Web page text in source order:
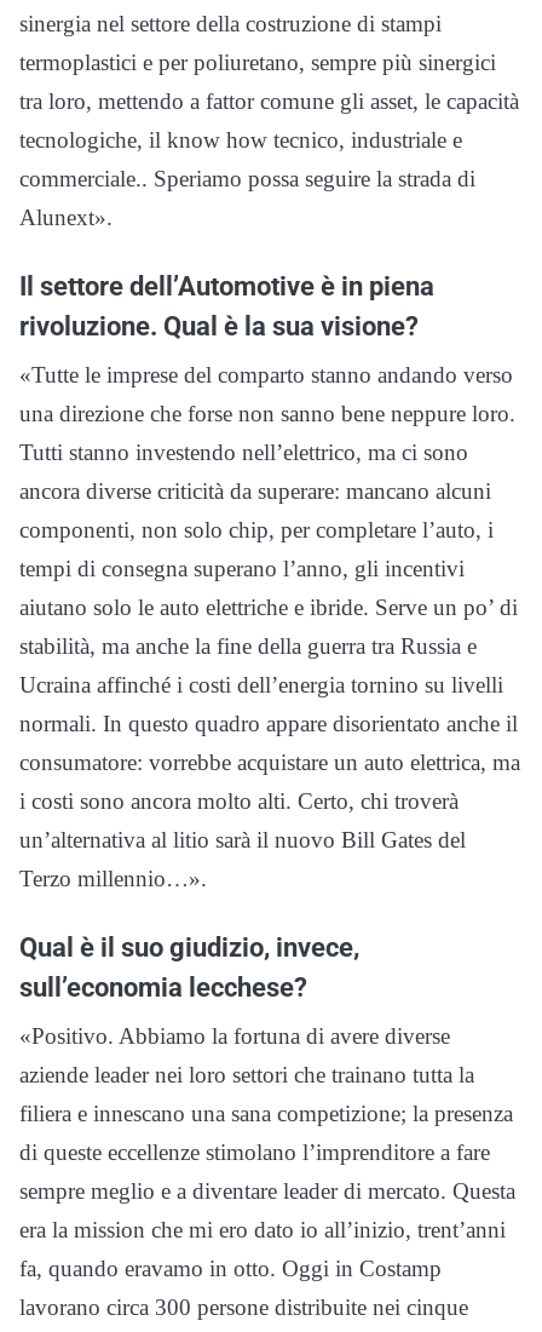
sinergia nel settore della costruzione di stampi
termoplastici e per poliuretano, sempre più sinergici
tra loro, mettendo a fattor comune gli asset, le capacità
tecnologiche, il know how tecnico, industriale e
commerciale.. Speriamo possa seguire la strada di
Alunext».
Il settore dell’Automotive è in piena
rivoluzione. Qual è la sua visione?
«Tutte le imprese del comparto stanno andando verso
una direzione che forse non sanno bene neppure loro.
Tutti stanno investendo nell’elettrico, ma ci sono
ancora diverse criticità da superare: mancano alcuni
componenti, non solo chip, per completare l’auto, i
tempi di consegna superano l’anno, gli incentivi
aiutano solo le auto elettriche e ibride. Serve un po’ di
stabilità, ma anche la fine della guerra tra Russia e
Ucraina affinché i costi dell’energia tornino su livelli
normali. In questo quadro appare disorientato anche il
consumatore: vorrebbe acquistare un auto elettrica, ma
i costi sono ancora molto alti. Certo, chi troverà
un’alternativa al litio sarà il nuovo Bill Gates del
Terzo millennio…».
Qual è il suo giudizio, invece,
sull’economia lecchese?
«Positivo. Abbiamo la fortuna di avere diverse
aziende leader nei loro settori che trainano tutta la
filiera e innescano una sana competizione; la presenza
di queste eccellenze stimolano l’imprenditore a fare
sempre meglio e a diventare leader di mercato. Questa
era la mission che mi ero dato io all’inizio, trent’anni
fa, quando eravamo in otto. Oggi in Costamp
lavorano circa 300 persone distribuite nei cinque